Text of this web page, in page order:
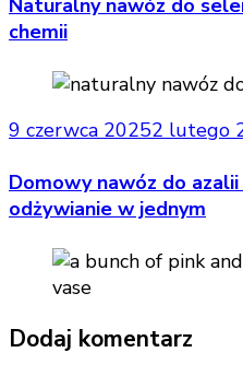
Naturalny nawóz do
chemii
9 czerwca 20252 lutego
Domowy nawóz do azalii
odżywianie w jednym
Dodaj komentarz